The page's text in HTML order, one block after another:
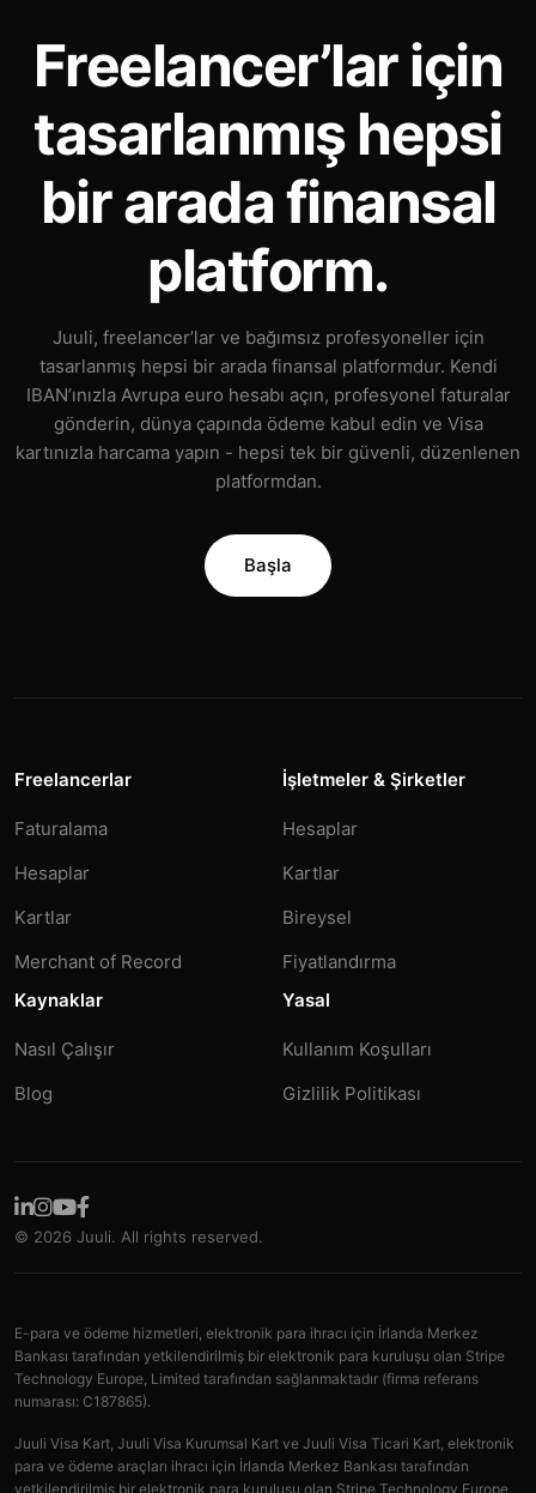
Freelancer’lar için
tasarlanmış hepsi
bir arada finansal
platform.
Juuli, freelancer’lar ve bağımsız profesyoneller için
tasarlanmış hepsi bir arada finansal platformdur. Kendi
IBAN’ınızla Avrupa euro hesabı açın, profesyonel faturalar
gönderin, dünya çapında ödeme kabul edin ve Visa
kartınızla harcama yapın - hepsi tek bir güvenli, düzenlenen
platformdan.
Başla
Freelancerlar
Faturalama
Hesaplar
Kartlar
Merchant of Record
İşletmeler & Şirketler
Hesaplar
Kartlar
Bireysel
Fiyatlandırma
Kaynaklar
Nasıl Çalışır
Blog
Yasal
Kullanım Koşulları
Gizlilik Politikası
© 2026 Juuli. All rights reserved.
E-para ve ödeme hizmetleri, elektronik para ihracı için İrlanda Merkez
Bankası tarafından yetkilendirilmiş bir elektronik para kuruluşu olan Stripe
Technology Europe, Limited tarafından sağlanmaktadır (firma referans
numarası: C187865).
Juuli Visa Kart, Juuli Visa Kurumsal Kart ve Juuli Visa Ticari Kart, elektronik
para ve ödeme araçları ihracı için İrlanda Merkez Bankası tarafından
yetkilendirilmiş bir elektronik para kuruluşu olan Stripe Technology Europe,